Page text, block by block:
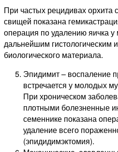
При частых рецидивах орхита
свищей показана
операция по удалению яичка
дальнейшим гистологическим
биологического материала.
Эпидимит – воспаление
встречается у молодых
При хроническом
плотными болезненные
семеннике показана
удаление всего
(эпидидимэктомия).